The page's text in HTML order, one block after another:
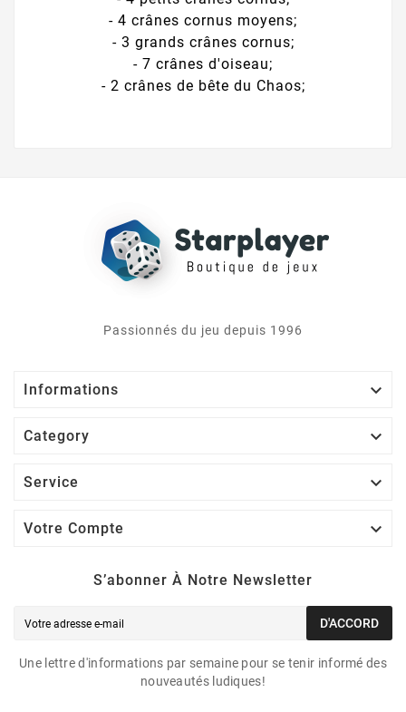
- 4 crânes cornus moyens;
- 3 grands crânes cornus;
- 7 crânes d'oiseau;
- 2 crânes de bête du Chaos;
Passionnés du jeu depuis 1996
Informations 
Category 
Service 
Votre Compte 
S’abonner À Notre Newsletter
D'ACCORD
Une lettre d'informations par semaine pour se tenir informé des
nouveautés ludiques!